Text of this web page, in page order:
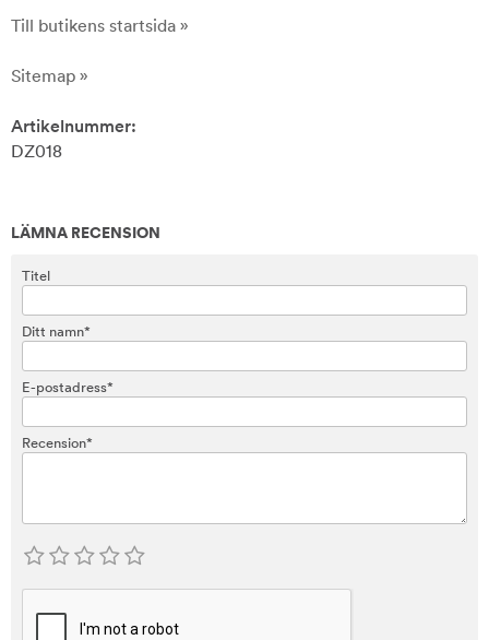
Till butikens startsida »
Sitemap »
Artikelnummer:
DZ018
LÄMNA RECENSION
Titel
Ditt namn*
E-postadress*
Recension*